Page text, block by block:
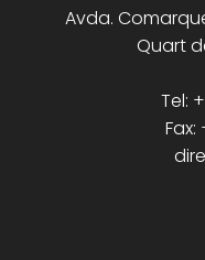
Avda.
Quart
Tel:
Fax: